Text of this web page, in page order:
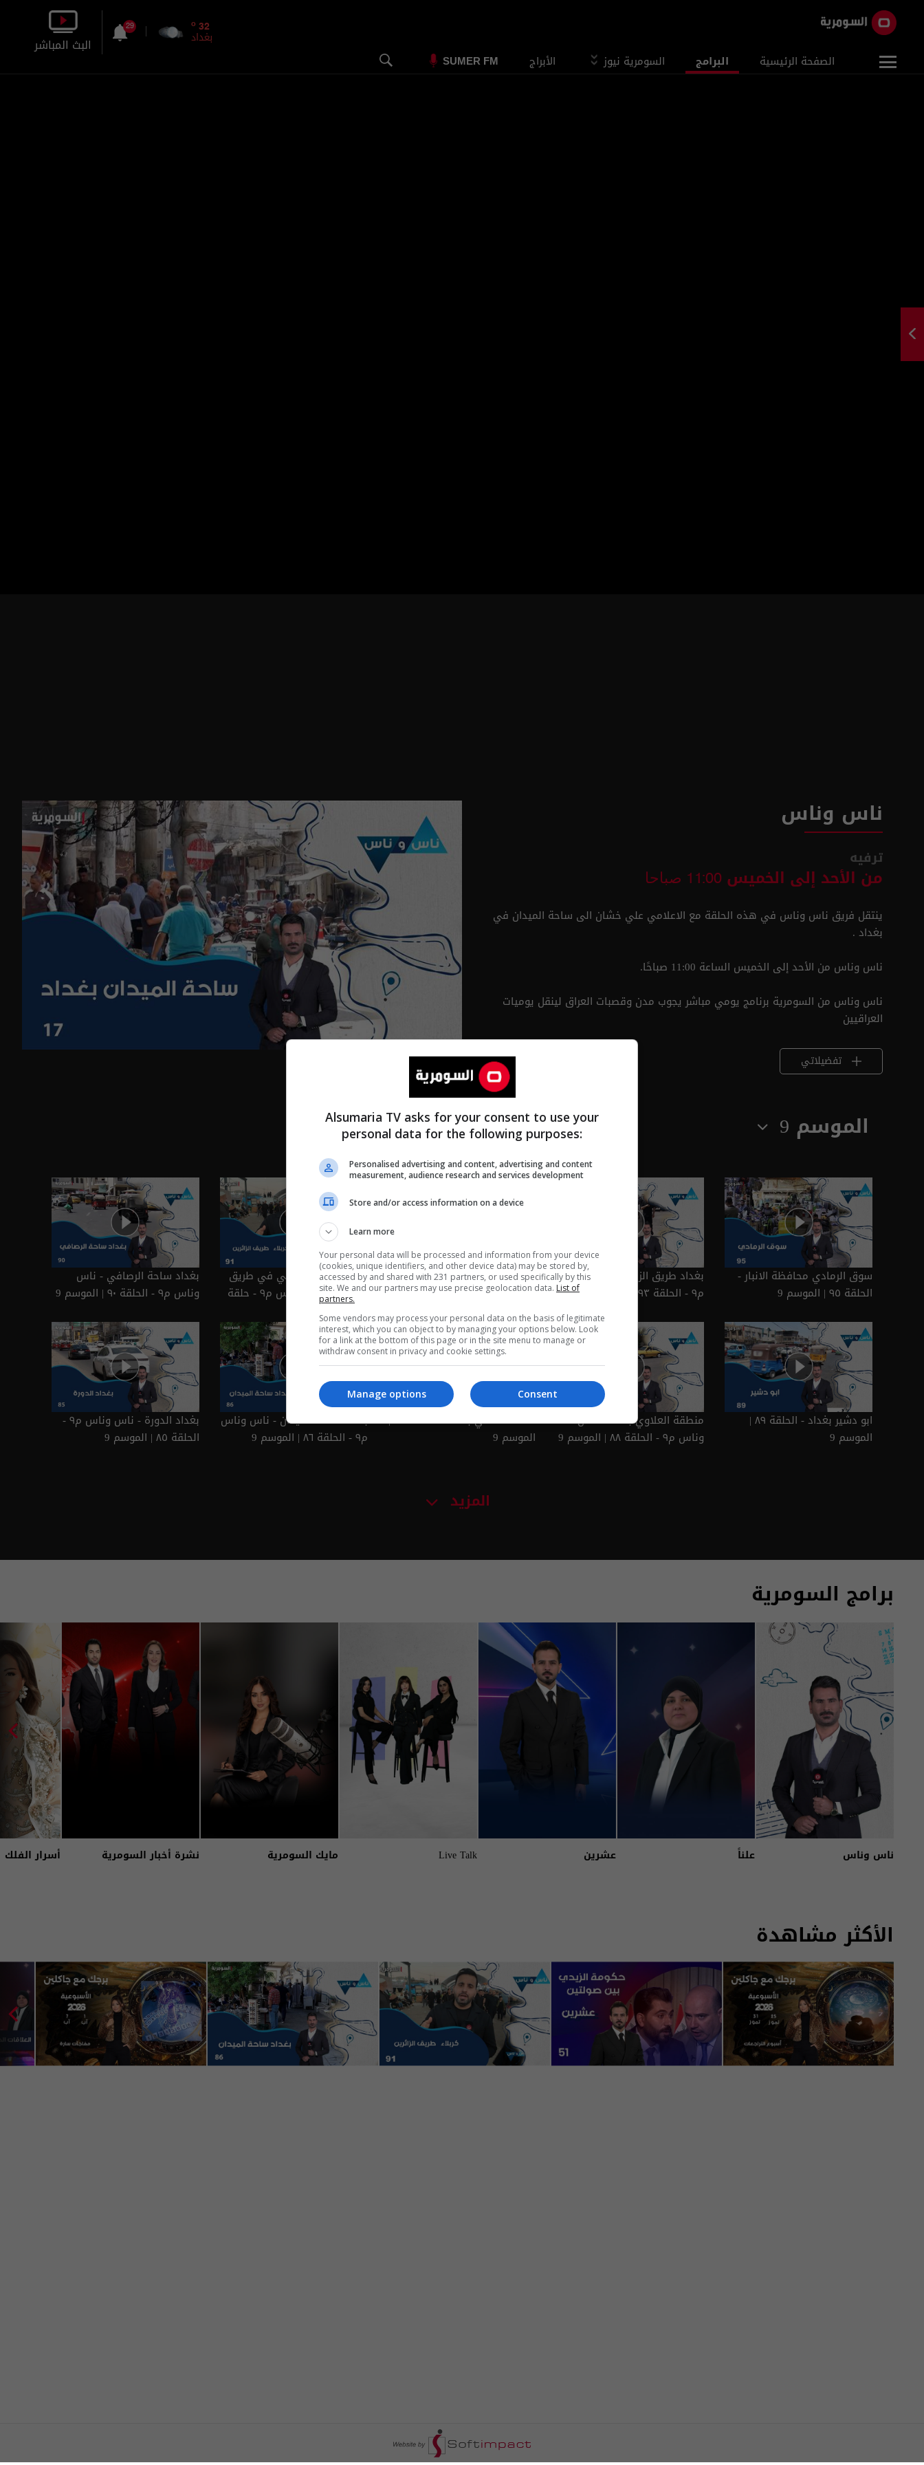
الصفحة الرئيسية البرامج السومرية نيوز الأبراج SUMER FM
32
o
بغداد
29
البث المباشر
ناس وناس
ترفيه
من الأحد إلى الخميس 11:00 صباحا
ينتقل فريق ناس وناس في هذه الحلقة مع الاعلامي علي خشان الى ساحة الميدان في
بغداد .
ناس وناس من الأحد إلى الخميس الساعة 11:00 صباحًا.
ناس وناس من السومرية برنامج يومي مباشر يجوب مدن وقصبات العراق لينقل يوميات
العراقيين
تفضيلاتي
الموسم 9
سوق الرمادي محافظة الانبار -
الحلقة ٩٥ | الموسم 9
بغداد طريق الزائرين - ناس وناس
م٩ - الحلقة ٩٣ | الموسم 9
طريق الزائرين بغداد - ناس وناس
م٩ - الحلقة ٩٢ | الموسم 9
كربلاء: كرم لا ينتهي في طريق
الحسين - ناس وناس م٩ - حلقة
٩١ | الموسم 9
بغداد ساحة الرصافي - ناس
وناس م٩ - الحلقة ٩٠ | الموسم 9
ابو دشير بغداد - الحلقة ٨٩ |
الموسم 9
منطقة العلاوي بغداد - ناس
وناس م٩ - الحلقة ٨٨ | الموسم 9
ساحة الخلاني بغداد - الحلقة ٨٧ |
الموسم 9
بغداد ساحة الميدان - ناس وناس
م٩ - الحلقة ٨٦ | الموسم 9
بغداد الدورة - ناس وناس م٩ -
الحلقة ٨٥ | الموسم 9
المزيد
برامج السومرية
ناس وناس علناً عشرين Live Talk مايك السومرية نشرة أخبار السومرية أسرار الفلك
الأكثر مشاهدة
Alsumaria TV asks for your consent to use your
personal data for the following purposes:
Personalised advertising and content, advertising and content
measurement, audience research and services development
Store and/or access information on a device
Learn more
Your personal data will be processed and information from your device
(cookies, unique identifiers, and other device data) may be stored by,
accessed by and shared with 231 partners, or used specifically by this
site. We and our partners may use precise geolocation data. List of
partners.
Some vendors may process your personal data on the basis of legitimate
interest, which you can object to by managing your options below. Look
for a link at the bottom of this page or in the site menu to manage or
withdraw consent in privacy and cookie settings.
Consent
Manage options